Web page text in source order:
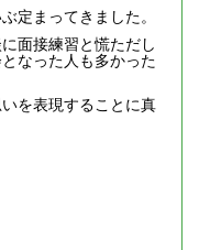
定まってきました。
面接練習と慌ただし
なった人も多かった
を表現することに真